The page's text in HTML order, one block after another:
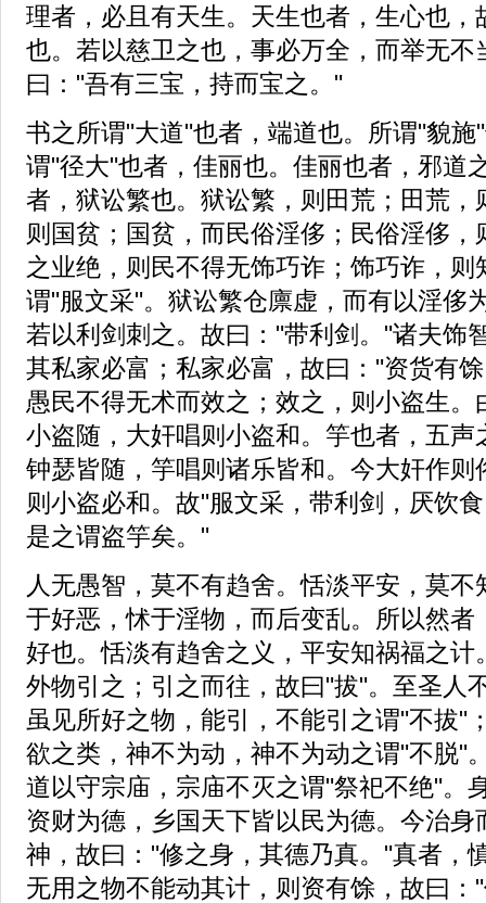
理者，必且有天生。天生也者，生心也，
也。若以慈卫之也，事必万全，而举无不
曰："吾有三宝，持而宝之。"
书之所谓"大道"也者，端道也。所谓"貌
谓"径大"也者，佳丽也。佳丽也者，邪道
者，狱讼繁也。狱讼繁，则田荒；田荒，
则国贫；国贫，而民俗淫侈；民俗淫侈
之业绝，则民不得无饰巧诈；饰巧诈，则
谓"服文采"。狱讼繁仓廪虚，而有以淫侈
若以利剑刺之。故曰："带利剑。"诸夫饰
其私家必富；私家必富，故曰："资货有
愚民不得无术而效之；效之，则小盗生
小盗随，大奸唱则小盗和。竽也者，五声
钟瑟皆随，竽唱则诸乐皆和。今大奸作则
则小盗必和。故"服文采，带利剑，厌饮
是之谓盗竽矣。"
人无愚智，莫不有趋舍。恬淡平安，莫
于好恶，怵于淫物，而后变乱。所以然者
好也。恬淡有趋舍之义，平安知祸福之计
外物引之；引之而往，故曰"拔"。至圣人
虽见所好之物，能引，不能引之谓"不拔"
欲之类，神不为动，神不为动之谓"不脱"
道以守宗庙，宗庙不灭之谓"祭祀不绝"。
资财为德，乡国天下皆以民为德。今治身
神，故曰："修之身，其德乃真。"真者，
无用之物不能动其计，则资有馀，故曰：